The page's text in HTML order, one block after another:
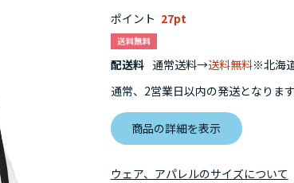
ポイント 27
配送料 通常送料→送料無料※北海
通常、2営業日以内の発送となりま
商品の詳細を表示
ウェア、アパレルのサイズについて